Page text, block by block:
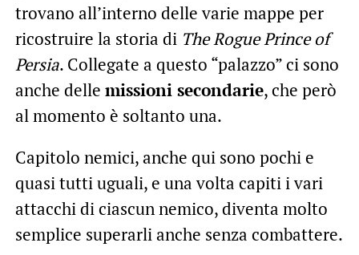
trovano all’interno delle varie mappe per
ricostruire la storia di The Rogue Prince of
Persia. Collegate a questo “palazzo” ci sono
anche delle missioni secondarie, che però
al momento è soltanto una.
Capitolo nemici, anche qui sono pochi e
quasi tutti uguali, e una volta capiti i vari
attacchi di ciascun nemico, diventa molto
semplice superarli anche senza combattere.